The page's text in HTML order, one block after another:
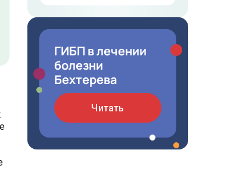
:
ГИБП в лечении
болезни
Бехтерева
Читать